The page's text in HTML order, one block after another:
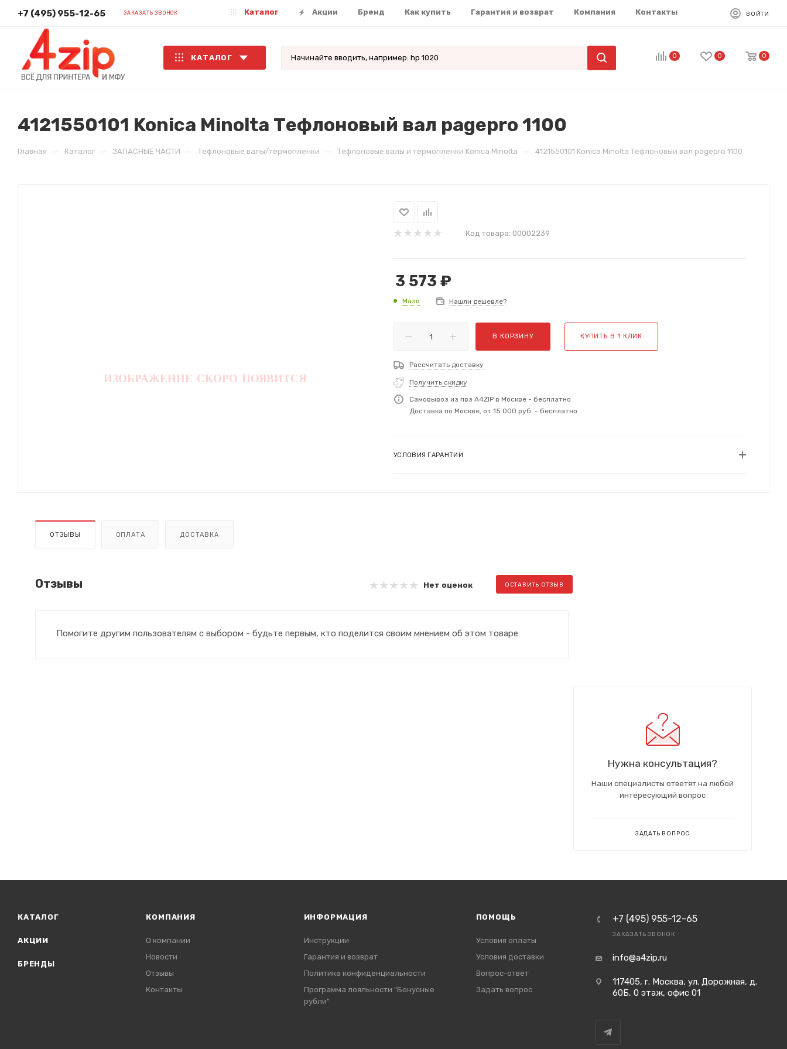
+7 (495) 955-12-65 ЗАКАЗАТЬ ЗВОНОК Каталог Акции Бренд Как купить Гарантия и возврат Компания Контакты ВОЙТИ
КАТАЛОГ 0 0 0
4121550101 Konica Minolta Тефлоновый вал pagepro 1100
Главная — Каталог — ЗАПАСНЫЕ ЧАСТИ — Тефлоновые валы/термопленки — Тефлоновые валы и термопленки Konica Minolta — 4121550101 Konica Minolta Тефлоновый вал pagepro 1100
Код товара: 00002239
3 573 ₽
Мало Нашли дешевле?
В КОРЗИНУ КУПИТЬ В 1 КЛИК
Рассчитать доставку
Получить скидку
Самовывоз из пвз A4ZIP в Москве - бесплатно
Доставка по Москве, от 15 000 руб. - бесплатно
УСЛОВИЯ ГАРАНТИИ
ОТЗЫВЫ ОПЛАТА ДОСТАВКА
Отзывы Нет оценок ОСТАВИТЬ ОТЗЫВ
Помогите другим пользователям с выбором - будьте первым, кто поделится своим мнением об этом товаре
Нужна консультация?
Наши специалисты ответят на любой
интересующий вопрос
ЗАДАТЬ ВОПРОС
КАТАЛОГ
АКЦИИ
БРЕНДЫ
КОМПАНИЯ
О компании
Новости
Отзывы
Контакты
ИНФОРМАЦИЯ
Инструкции
Гарантия и возврат
Политика конфиденциальности
Программа лояльности "Бонусные
рубли"
ПОМОЩЬ
Условия оплаты
Условия доставки
Вопрос-ответ
Задать вопрос
+7 (495) 955-12-65
ЗАКАЗАТЬ ЗВОНОК
info@a4zip.ru
117405, г. Москва, ул. Дорожная, д.
60Б, 0 этаж, офис 01